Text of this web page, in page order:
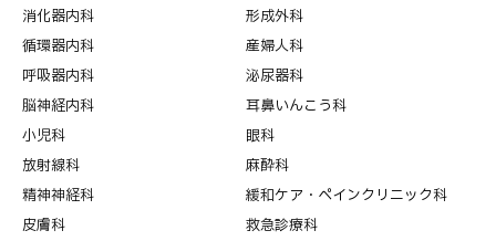
消化器内科
循環器内科
呼吸器内科
脳神経内科
小児科
放射線科
精神神経科
皮膚科
形成外科
産婦人科
泌尿器科
耳鼻いんこう科
眼科
麻酔科
緩和ケア・ペインクリニック科
救急診療科